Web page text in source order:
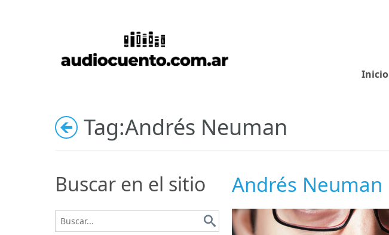
Inicio
Tag:Andrés Neuman
Andrés Neuman
Buscar en el sitio